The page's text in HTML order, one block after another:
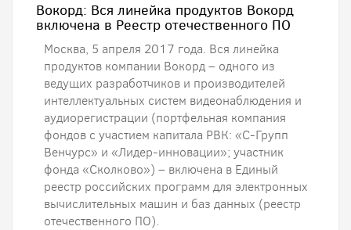
Вокорд: Вся линейка продуктов Вокорд
включена в Реестр отечественного ПО
Москва, 5 апреля 2017 года. Вся линейка
продуктов компании Вокорд – одного из
ведущих разработчиков и производителей
интеллектуальных систем видеонаблюдения и
аудиорегистрации (портфельная компания
фондов с участием капитала РВК: «С-Групп
Венчурс» и «Лидер-инновации»; участник
фонда «Сколково») – включена в Единый
реестр российских программ для электронных
вычислительных машин и баз данных (реестр
отечественного ПО).